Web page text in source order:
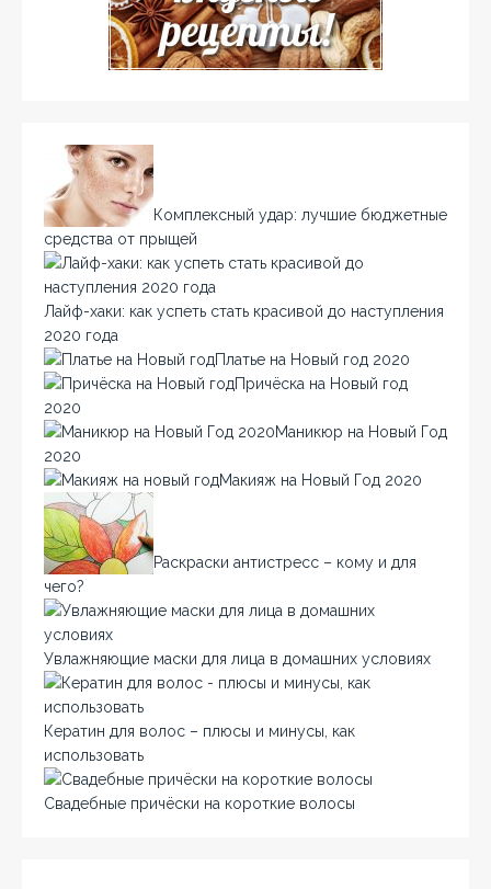
Комплексный удар: лучшие бюджетные
средства от прыщей
Лайф-хаки: как успеть стать красивой до наступления
2020 года
Платье на Новый год 2020
Причёска на Новый год
2020
Маникюр на Новый Год
2020
Макияж на Новый Год 2020
Раскраски антистресс – кому и для
чего?
Увлажняющие маски для лица в домашних условиях
Кератин для волос – плюсы и минусы, как
использовать
Свадебные причёски на короткие волосы